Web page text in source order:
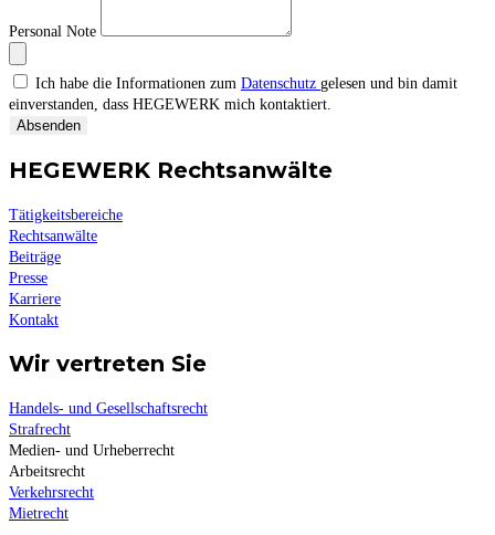
Personal Note
Ich habe die Informationen zum Datenschutz gelesen und bin damit
einverstanden, dass HEGEWERK mich kontaktiert.
Absenden
HEGEWERK Rechtsanwälte
Tätigkeitsbereiche
Rechtsanwälte
Beiträge
Presse
Karriere
Kontakt
Wir vertreten Sie
Handels- und Gesellschaftsrecht
Strafrecht
Medien- und Urheberrecht
Arbeitsrecht
Verkehrsrecht
Mietrecht